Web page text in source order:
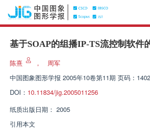
基于SOAP的组播IP-TS流控制软件
陈熹 ，
周军
中国图象图形学报 2005年10卷第11期 页码：1402
DOI： 10.11834/jig.2005011256
纸质出版日期： 2005
引用本文